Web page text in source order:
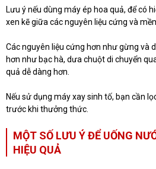
Lưu ý nếu dùng máy ép hoa quả, để có
xen kẽ giữa các nguyên liệu cứng và
Các nguyên liệu cứng hơn như gừng và
hơn như bạc hà, dưa chuột di chuyển
quả dễ dàng hơn.
Nếu sử dụng máy xay sinh tố, bạn cần
trước khi thưởng thức.
MỘT SỐ LƯU Ý ĐỂ UỐNG
HIỆU QUẢ